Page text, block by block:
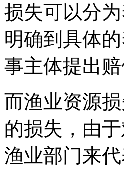
损失可以分
明确到具体
事主体提出
而渔业资源
的损失，由
渔业部门来